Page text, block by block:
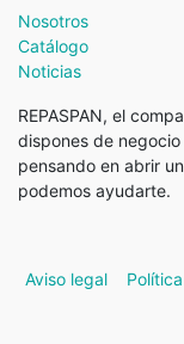
Nosotros
Catálogo
Noticias
REPASPAN, el
dispones de
pensando en abrir
podemos ayudarte.
Aviso legal